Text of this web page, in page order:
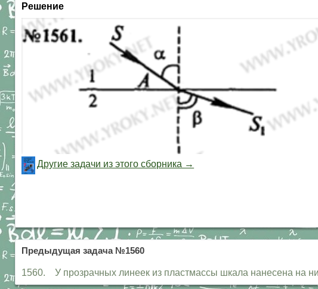
Решение
Другие задачи из этого сборника →
Предыдущая задача №1560
1560. У прозрачных линеек из пластмассы шкала нанесена на